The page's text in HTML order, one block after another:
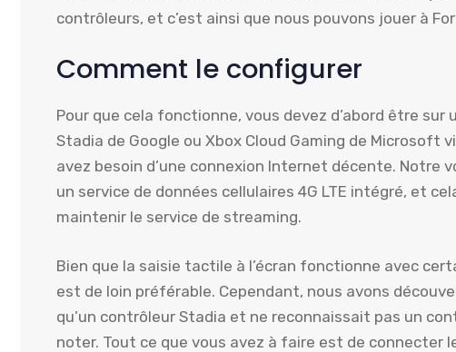
contrôleurs, et c’est ainsi que nous pouvons jouer à
Comment le configurer
Pour que cela fonctionne, vous devez d’abord être sur
Stadia de Google ou Xbox Cloud Gaming de Microsoft
avez besoin d’une connexion Internet décente. Notre
un service de données cellulaires 4G LTE intégré, et
maintenir le service de streaming.
Bien que la saisie tactile à l’écran fonctionne avec
est de loin préférable. Cependant, nous avons
qu’un contrôleur Stadia et ne reconnaissait pas un
noter. Tout ce que vous avez à faire est de connecter